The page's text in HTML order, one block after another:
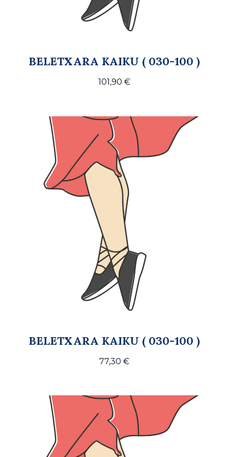
BELETXARA KAIKU ( 030-100 )
101,90 €
BELETXARA KAIKU ( 030-100 )
77,30 €